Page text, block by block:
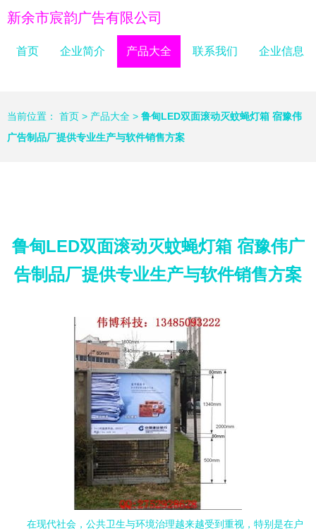
新余市宸韵广告有限公司
首页 企业简介 产品大全 联系我们 企业信息
当前位置： 首页 > 产品大全 > 鲁甸LED双面滚动灭蚊蝇灯箱 宿豫伟
广告制品厂提供专业生产与软件销售方案
鲁甸LED双面滚动灭蚊蝇灯箱 宿豫伟广
告制品厂提供专业生产与软件销售方案
在现代社会，公共卫生与环境治理越来越受到重视，特别是在户